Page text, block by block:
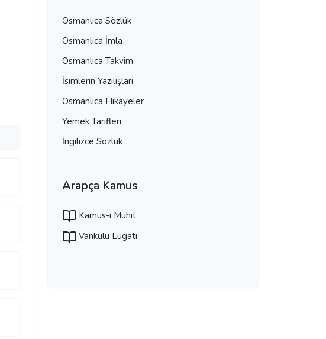
Osmanlıca Sözlük
Osmanlıca İmla
Osmanlıca Takvim
İsimlerin Yazılışları
Osmanlıca Hikayeler
Yemek Tarifleri
İngilizce Sözlük
Arapça Kamus
Kamus-ı Muhit
Vankulu Lugatı